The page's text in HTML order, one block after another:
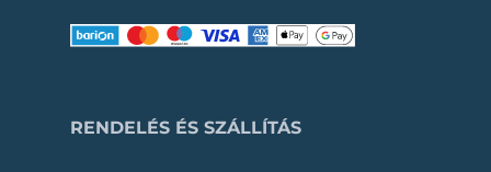
RENDELÉS ÉS SZÁLLÍTÁS